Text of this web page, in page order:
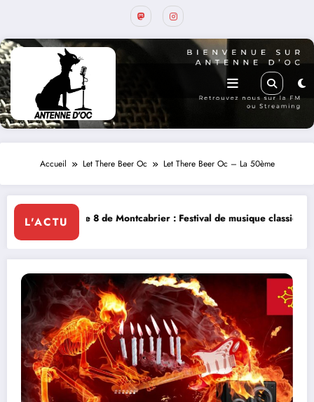
Accueil Let There Beer Oc Let There Beer Oc – La 50ème
L'ACTU: Festival de musique classique le 8 et 9 août La